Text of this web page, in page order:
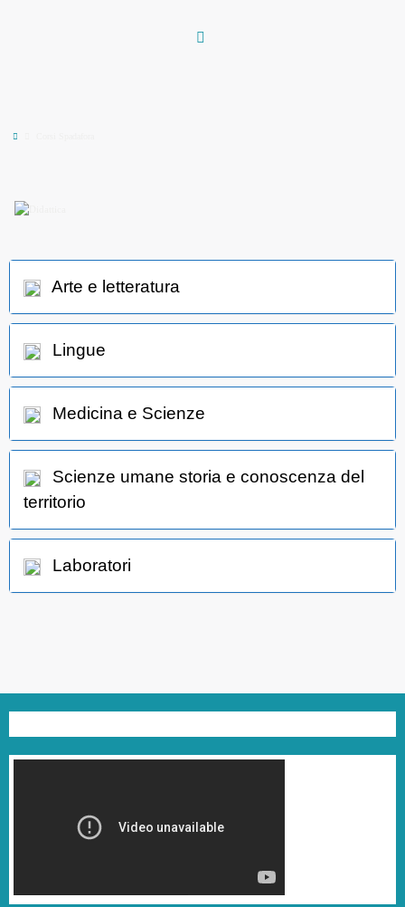
Arte e letteratura
Lingue
Medicina e Scienze
Scienze umane storia e conoscenza del
territorio
Laboratori